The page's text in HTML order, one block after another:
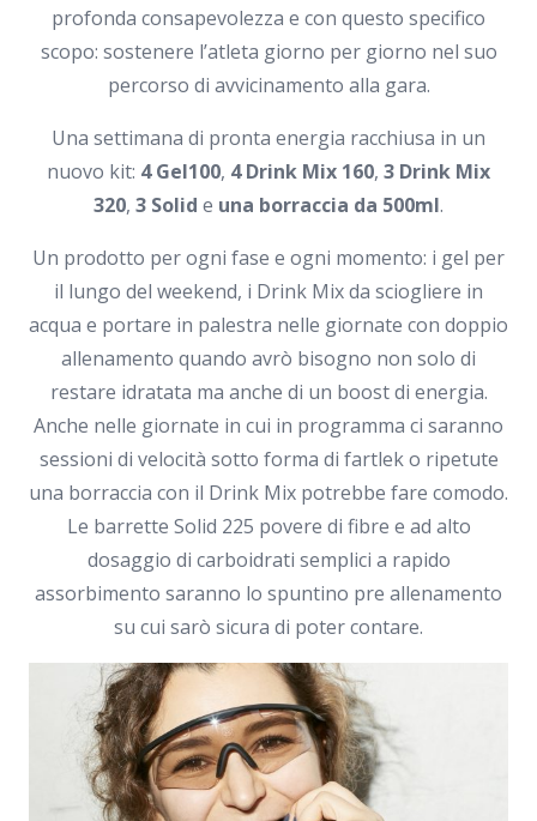
profonda consapevolezza e con questo specifico
scopo: sostenere l’atleta giorno per giorno nel suo
percorso di avvicinamento alla gara.
Una settimana di pronta energia racchiusa in un
nuovo kit: 4 Gel100, 4 Drink Mix 160, 3 Drink Mix
320, 3 Solid e una borraccia da 500ml.
Un prodotto per ogni fase e ogni momento: i gel per
il lungo del weekend, i Drink Mix da sciogliere in
acqua e portare in palestra nelle giornate con doppio
allenamento quando avrò bisogno non solo di
restare idratata ma anche di un boost di energia.
Anche nelle giornate in cui in programma ci saranno
sessioni di velocità sotto forma di fartlek o ripetute
una borraccia con il Drink Mix potrebbe fare comodo.
Le barrette Solid 225 povere di fibre e ad alto
dosaggio di carboidrati semplici a rapido
assorbimento saranno lo spuntino pre allenamento
su cui sarò sicura di poter contare.